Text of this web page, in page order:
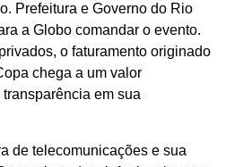
Prefeitura e Governo do Rio
a Globo comandar o evento.
o faturamento originado
chega a um valor
em sua
de telecomunicações e sua